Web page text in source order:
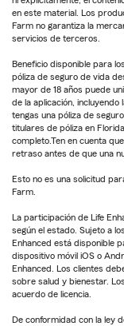
en este material. Los
Farm no garantiza la
servicios de terceros.
Beneficio disponible para
póliza de seguro de vida
mayor de 18 años puede
de la aplicación,
tengas una póliza de
titulares de póliza en
completo.Ten en cuenta
retraso antes de que una
Esto no es una solicitud
Farm.
La participación de Life
según el estado. Sujeto a
Enhanced está disponible
dispositivo móvil iOS o
Enhanced. Los clientes
sobre salud y bienestar.
acuerdo de licencia.
De conformidad con la ley